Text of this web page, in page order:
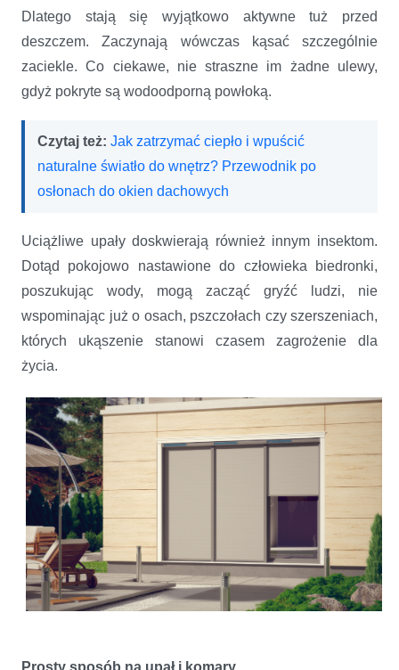
Dlatego stają się wyjątkowo aktywne tuż przed
deszczem. Zaczynają wówczas kąsać szczególnie
zaciekle. Co ciekawe, nie straszne im żadne ulewy,
gdyż pokryte są wodoodporną powłoką.
Czytaj też: Jak zatrzymać ciepło i wpuścić
naturalne światło do wnętrz? Przewodnik po
osłonach do okien dachowych
Uciążliwe upały doskwierają również innym insektom.
Dotąd pokojowo nastawione do człowieka biedronki,
poszukując wody, mogą zacząć gryźć ludzi, nie
wspominając już o osach, pszczołach czy szerszeniach,
których ukąszenie stanowi czasem zagrożenie dla
życia.
Prosty sposób na upał i komary